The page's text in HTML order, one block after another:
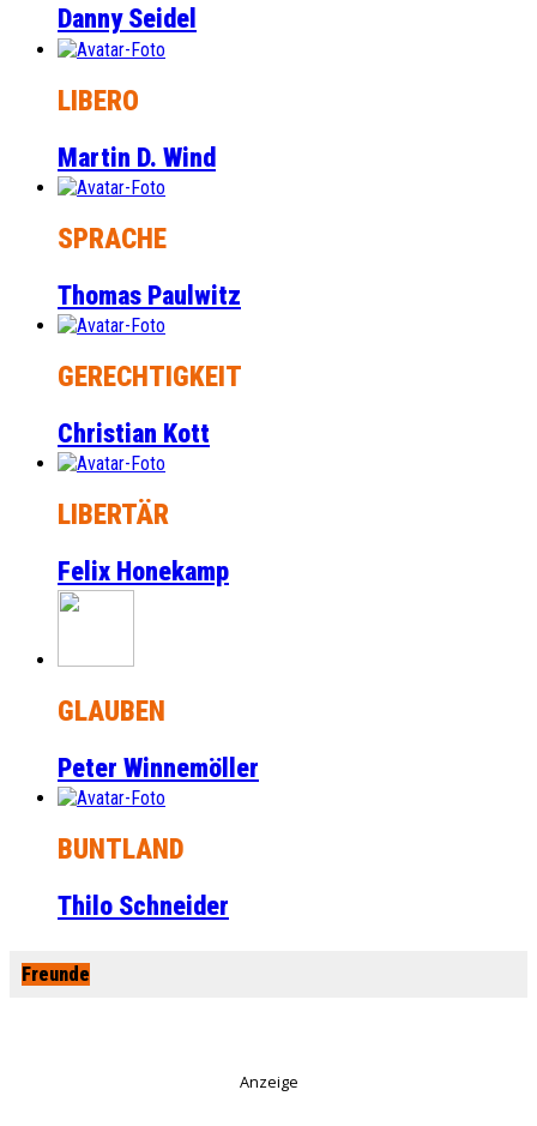
Danny Seidel
LIBERO
Martin D. Wind
SPRACHE
Thomas Paulwitz
GERECHTIGKEIT
Christian Kott
LIBERTÄR
Felix Honekamp
GLAUBEN
Peter Winnemöller
BUNTLAND
Thilo Schneider
Freunde
Anzeige